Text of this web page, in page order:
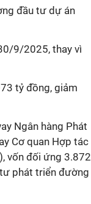
đầu tư dự án
9/2025, thay vì
tỷ đồng, giảm
Ngân hàng Phát
Cơ quan Hợp tác
vốn đối ứng 3.872
phát triển đường